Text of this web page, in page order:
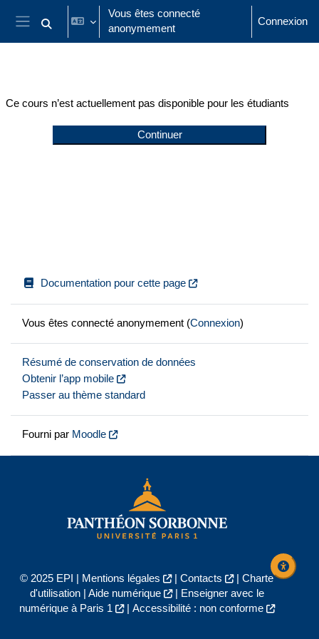
Passer au contenu principal
Panneau latéral
Activer/désactiver la saisie de recherche
Vous êtes connecté
anonymement
Connexion
Ce cours n’est actuellement pas disponible pour les étudiants
Continuer
Documentation pour cette page
Vous êtes connecté anonymement (Connexion)
Résumé de conservation de données
Obtenir l’app mobile
Passer au thème standard
Fourni par Moodle
© 2025 EPI | Mentions légales | Contacts | Charte
d'utilisation| Aide numérique |
Enseigner avec le
numérique à Paris 1
| Accessibilité : non conforme